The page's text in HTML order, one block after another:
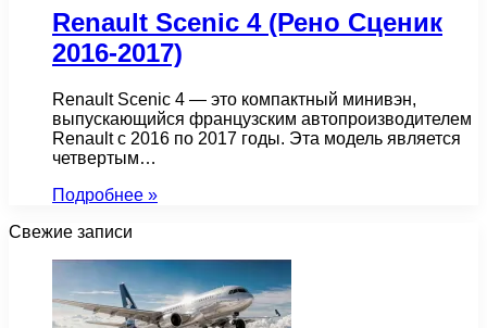
Renault Scenic 4 (Рено Сценик
2016-2017)
Renault Scenic 4 — это компактный минивэн,
выпускающийся французским автопроизводителем
Renault с 2016 по 2017 годы. Эта модель является
четвертым…
Подробнее »
Свежие записи